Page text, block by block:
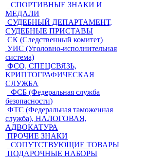
СПОРТИВНЫЕ ЗНАКИ И
МЕДАЛИ
СУДЕБНЫЙ ДЕПАРТАМЕНТ,
СУДЕБНЫЕ ПРИСТАВЫ
СК (Следственный комитет)
УИС (Уголовно-исполнительная
система)
ФСО, СПЕЦСВЯЗЬ,
КРИПТОГРАФИЧЕСКАЯ
СЛУЖБА
ФСБ (Федеральная служба
безопасности)
ФТС (Федеральная таможенная
служба), НАЛОГОВАЯ,
АДВОКАТУРА
ПРОЧИЕ ЗНАКИ
СОПУТСТВУЮЩИЕ ТОВАРЫ
ПОДАРОЧНЫЕ НАБОРЫ